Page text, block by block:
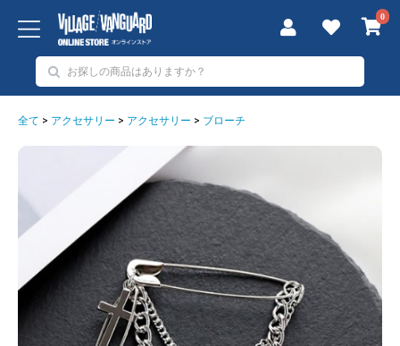
0
全て > アクセサリー > アクセサリー > ブローチ